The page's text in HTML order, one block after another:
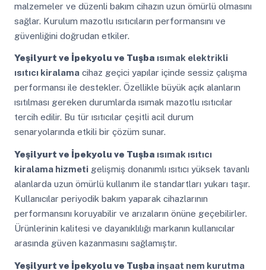
malzemeler ve düzenli bakım cihazın uzun ömürlü olmasını
sağlar. Kurulum mazotlu ısıtıcıların performansını ve
güvenliğini doğrudan etkiler.
Yeşilyurt ve İpekyolu ve Tuşba ısımak elektrikli
ısıtıcı kiralamacihaz geçici yapılar içinde sessiz çalışma
performansı ile destekler. Özellikle büyük açık alanların
ısıtılması gereken durumlarda ısımak mazotlu ısıtıcılar
tercih edilir. Bu tür ısıtıcılar çeşitli acil durum
senaryolarında etkili bir çözüm sunar.
Yeşilyurt ve İpekyolu ve Tuşba ısımak ısıtıcı
kiralama hizmetigelişmiş donanımlı ısıtıcı yüksek tavanlı
alanlarda uzun ömürlü kullanım ile standartları yukarı taşır.
Kullanıcılar periyodik bakım yaparak cihazlarının
performansını koruyabilir ve arızaların önüne geçebilirler.
Ürünlerinin kalitesi ve dayanıklılığı markanın kullanıcılar
arasında güven kazanmasını sağlamıştır.
Yeşilyurt ve İpekyolu ve Tuşba inşaat nem kurutma